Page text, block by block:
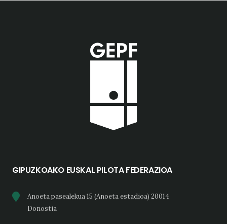
GIPUZKOAKO EUSKAL PILOTA FEDERAZIOA
Anoeta pasealekua 15 (Anoeta estadioa) 20014
Donostia